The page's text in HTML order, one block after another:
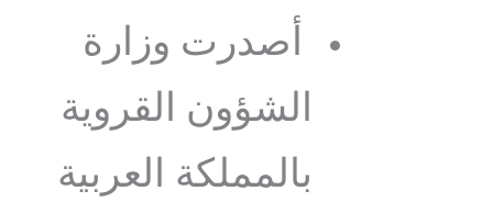
أصدرت وزارة
الشؤون القروية
بالمملكة العربية